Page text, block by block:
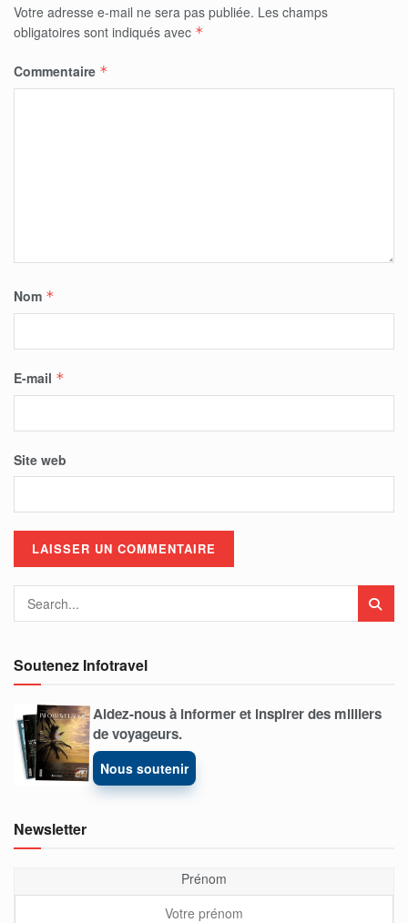
Votre adresse e-mail ne sera pas publiée. Les champs
obligatoires sont indiqués avec *
Commentaire *
Nom *
E-mail *
Site web
Soutenez Infotravel
Aidez-nous à informer et inspirer des milliers
de voyageurs.
Nous soutenir
Newsletter
Prénom